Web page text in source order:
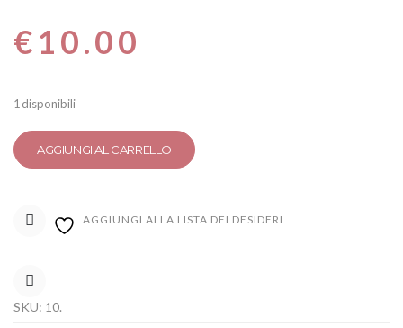
€10.00
1 disponibili
AGGIUNGI AL CARRELLO
AGGIUNGI ALLA LISTA DEI DESIDERI
SKU: 10.